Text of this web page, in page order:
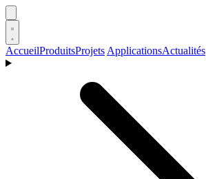
AccueilProduitsProjets ApplicationsActualités